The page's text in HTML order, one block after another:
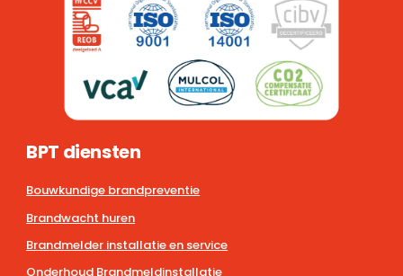
BPT diensten
Bouwkundige brandpreventie
Brandwacht huren
Brandmelder installatie en service
Onderhoud Brandmeldinstallatie